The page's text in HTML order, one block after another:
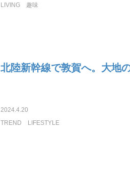
LIVING
趣味
北陸新幹線で敦賀へ。大地
2024.4.20
TREND
LIFESTYLE